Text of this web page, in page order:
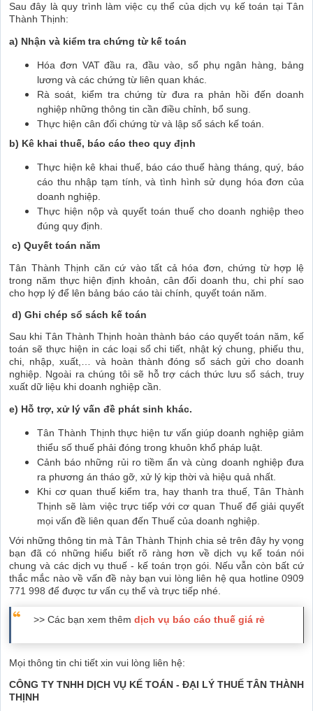
Sau đây là quy trình làm việc cụ thể của dịch vụ kế toán tại Tân
Thành Thịnh:
a) Nhận và kiểm tra chứng từ kế toán
Hóa đơn VAT đầu ra, đầu vào, sổ phụ ngân hàng, bảng
lương và các chứng từ liên quan khác.
Rà soát, kiểm tra chứng từ đưa ra phản hồi đến doanh
nghiệp những thông tin cần điều chỉnh, bổ sung.
Thực hiện cân đối chứng từ và lập sổ sách kế toán.
b) Kê khai thuế, báo cáo theo quy định
Thực hiện kê khai thuế, báo cáo thuế hàng tháng, quý, báo
cáo thu nhập tạm tính, và tình hình sử dụng hóa đơn của
doanh nghiệp.
Thực hiện nộp và quyết toán thuế cho doanh nghiệp theo
đúng quy định.
c) Quyết toán năm
Tân Thành Thịnh căn cứ vào tất cả hóa đơn, chứng từ hợp lệ
trong năm thực hiện định khoản, cân đối doanh thu, chi phí sao
cho hợp lý để lên bảng báo cáo tài chính, quyết toán năm.
d) Ghi chép sổ sách kế toán
Sau khi Tân Thành Thịnh hoàn thành báo cáo quyết toán năm, kế
toán sẽ thực hiện in các loại sổ chi tiết, nhật ký chung, phiếu thu,
chi, nhập, xuất,… và hoàn thành đóng sổ sách gửi cho doanh
nghiệp. Ngoài ra chúng tôi sẽ hỗ trợ cách thức lưu sổ sách, truy
xuất dữ liệu khi doanh nghiệp cần.
e) Hỗ trợ, xử lý vấn đề phát sinh khác.
Tân Thành Thịnh thực hiện tư vấn giúp doanh nghiệp giảm
thiểu số thuế phải đóng trong khuôn khổ pháp luật.
Cảnh báo những rủi ro tiềm ẩn và cùng doanh nghiệp đưa
ra phương án tháo gỡ, xử lý kịp thời và hiệu quả nhất.
Khi cơ quan thuế kiểm tra, hay thanh tra thuế, Tân Thành
Thịnh sẽ làm việc trực tiếp với cơ quan Thuế để giải quyết
mọi vấn đề liên quan đến Thuế của doanh nghiệp.
Với những thông tin mà Tân Thành Thịnh chia sẻ trên đây hy vọng
bạn đã có những hiểu biết rõ ràng hơn về dịch vụ kế toán nói
chung và các dịch vụ thuế - kế toán trọn gói. Nếu vẫn còn bất cứ
thắc mắc nào về vấn đề này bạn vui lòng liên hệ qua hotline 0909
771 998 để được tư vấn cụ thể và trực tiếp nhé.
>> Các bạn xem thêm dịch vụ báo cáo thuế giá rẻ
Mọi thông tin chi tiết xin vui lòng liên hệ:
CÔNG TY TNHH DỊCH VỤ KẾ TOÁN - ĐẠI LÝ THUẾ TÂN THÀNH
THỊNH